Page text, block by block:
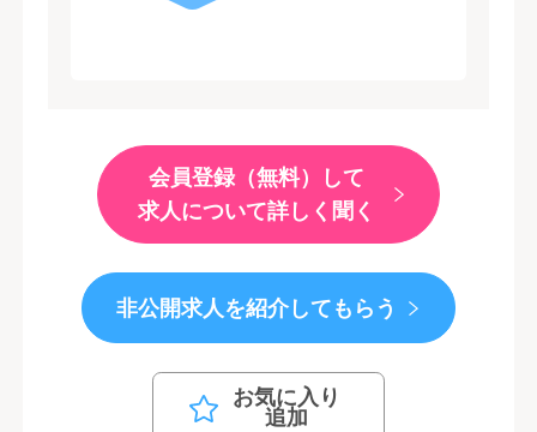
会員登録（無料）して
求人について詳しく聞く
非公開求人を紹介してもらう
お気に入り
追加